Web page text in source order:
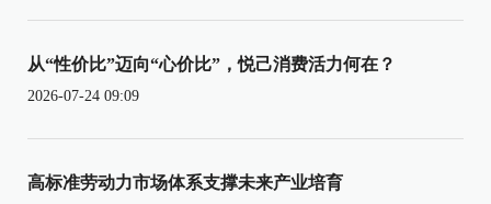
从“性价比”迈向“心价比”，悦己消费活力何在？
2026-07-24 09:09
高标准劳动力市场体系支撑未来产业培育